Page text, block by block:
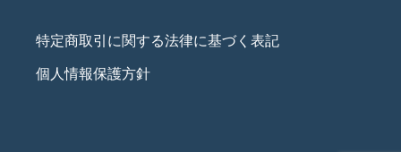
特定商取引に関する法律に基づく表記
個人情報保護方針